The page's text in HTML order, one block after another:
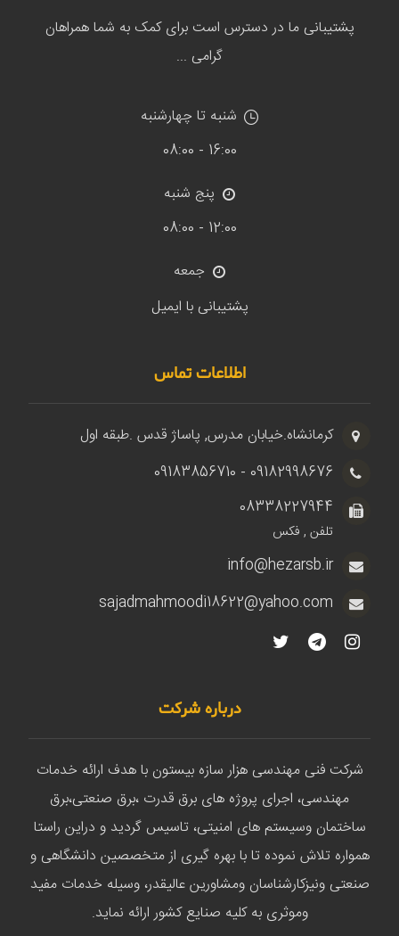
پشتیبانی ما در دسترس است برای کمک به شما همراهان
گرامی ...
شنبه تا چهارشنبه
16:00 - 08:00
پنج شنبه
12:00 - 08:00
جمعه
پشتیبانی با ایمیل
اطلاعات تماس
کرمانشاه.خیابان مدرس, پاساژ قدس .طبقه اول
09182998676 - 09183856710
08338227944
تلفن , فکس
info@hezarsb.ir
sajadmahmoodi18622@yahoo.com
درباره شرکت
شرکت فنی مهندسی هزار سازه بیستون با هدف ارائه خدمات
مهندسی، اجرای پروژه های برق قدرت ،برق صنعتی،برق
ساختمان وسیستم های امنیتی، تاسیس گردید و دراین راستا
همواره تلاش نموده تا با بهره گیری از متخصصین دانشگاهی و
صنعتی ونیزکارشناسان ومشاورین عالیقدر، وسیله خدمات مفید
وموثری به کلیه صنایع کشور ارائه نماید.